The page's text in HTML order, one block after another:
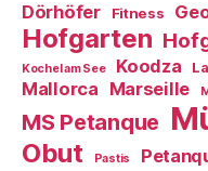
Dörhöfer Fitness
Hofgarten
Kochel am See Koodza
Mallorca Marseille
MS Petanque
Obut Pastis